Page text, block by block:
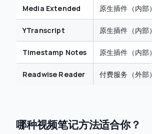
Media Extended 原生插件（内部）
YTranscript 原生插件（内部）
Timestamp Notes 原生插件（内部）
Readwise Reader 付费服务（外部）
哪种视频笔记方法适合你？